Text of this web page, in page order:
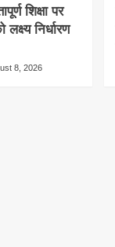
शिक्षा पर
लक्ष्य निर्धारण
8, 2026